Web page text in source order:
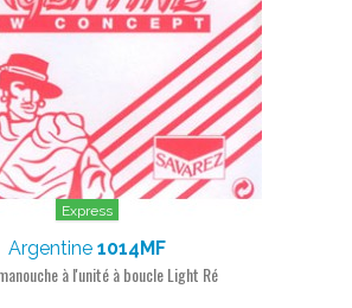
Express
Argentine 1014MF
à l'unité à boucle Light Ré